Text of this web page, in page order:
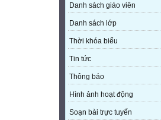
Danh sách giáo viên
Danh sách lớp
Thời khóa biểu
Tin tức
Thông báo
Hình ảnh hoạt động
Soạn bài trực tuyến